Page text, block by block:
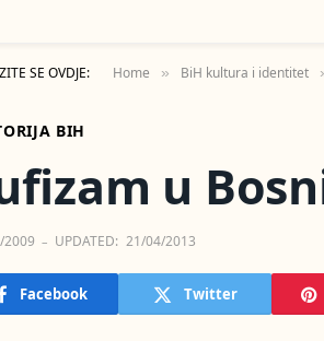
SE OVDJE: Home » BiH kultura i identitet
BIH
u
UPDATED: 21/04/2013
Facebook Twitter